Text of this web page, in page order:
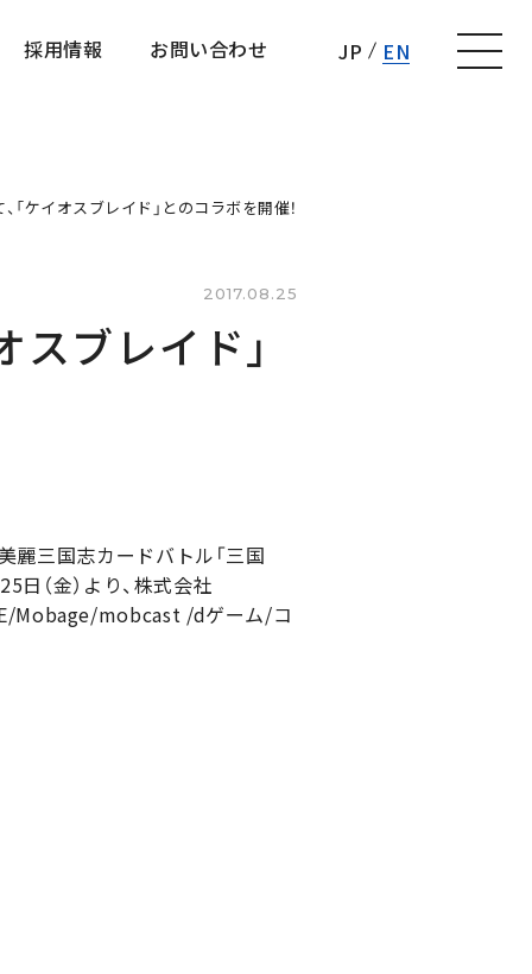
採用情報
お問い合わせ
JP EN
「ケイオスブレイド」とのコラボを開催！
2017.08.25
スブレイド」
麗三国志カードバトル「三国
（金）より、株式会社
Mobage/mobcast /dゲーム/コ